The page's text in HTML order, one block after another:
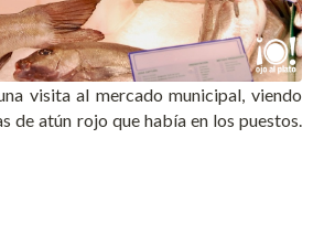
visita al mercado municipal, viendo
de atún rojo que había en los puestos.